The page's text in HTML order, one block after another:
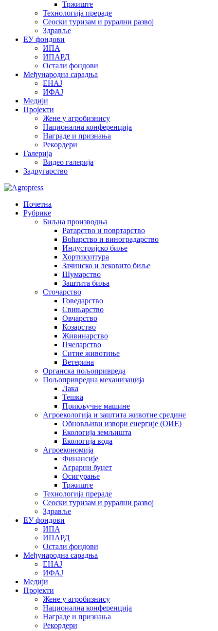
Тржиште
Технологија прераде
Сеоски туризам и рурални развој
Здравље
ЕУ фондови
ИПА
ИПАРД
Остали фондови
Међународна сарадња
ЕНАЈ
ИФАЈ
Медији
Пројекти
Жене у агробизнису
Национална конференција
Награде и признања
Рекордери
Галерија
Видео галерија
Задругарство
Почетна
Рубрике
Биљна производња
Ратарство и повртарство
Воћарство и виноградарство
Индустријско биље
Хортикултура
Зачинско и лековито биље
Шумарство
Заштита биља
Сточарство
Говедарство
Свињарство
Овчарство
Козарство
Живинарство
Пчеларство
Ситне животиње
Ветерина
Органска пољопривреда
Пољопривредна механизација
Лака
Тешка
Прикључне машине
Агроекологија и заштита животне средине
Обновљиви извори енергије (ОИЕ)
Екологија земљишта
Екологија вода
Агроекономија
Финансије
Аграрни буџет
Осигурање
Тржиште
Технологија прераде
Сеоски туризам и рурални развој
Здравље
ЕУ фондови
ИПА
ИПАРД
Остали фондови
Међународна сарадња
ЕНАЈ
ИФАЈ
Медији
Пројекти
Жене у агробизнису
Национална конференција
Награде и признања
Рекордери